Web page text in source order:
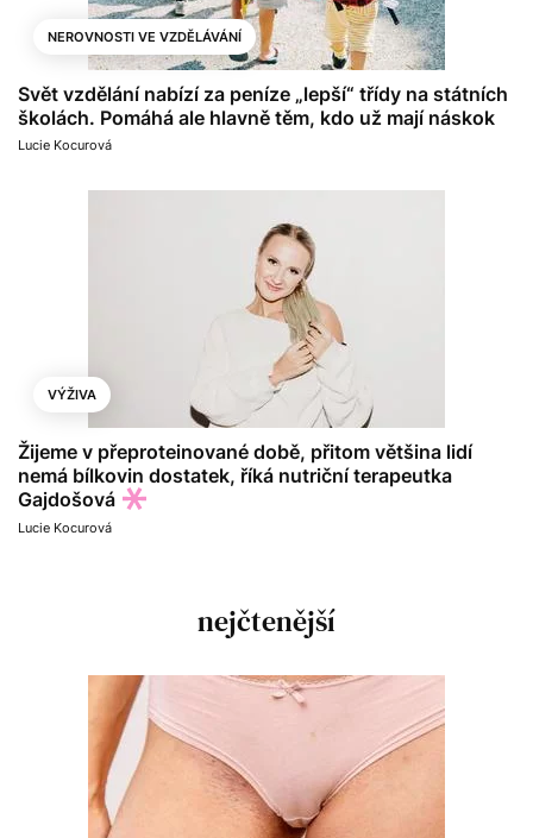
NEROVNOSTI VE VZDĚLÁVÁNÍ
Svět vzdělání nabízí za peníze „lepší“ třídy na státních
školách. Pomáhá ale hlavně těm, kdo už mají náskok
Lucie Kocurová
VÝŽIVA
Žijeme v přeproteinované době, přitom většina lidí
nemá bílkovin dostatek, říká nutriční terapeutka
Gajdošová
Lucie Kocurová
nejčtenější